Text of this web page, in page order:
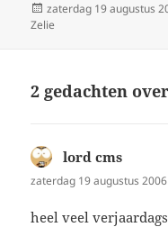
Geplaatst
op
zaterdag 19 augustus
Zelie
2 gedachten
lord cms
zaterdag 19 augustus
heel veel